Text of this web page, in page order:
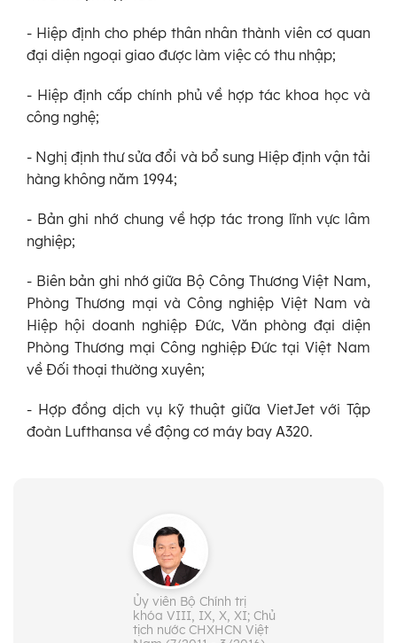
- Hiệp định cho phép thân nhân thành viên cơ quan
đại diện ngoại giao được làm việc có thu nhập;
- Hiệp định cấp chính phủ về hợp tác khoa học và
công nghệ;
- Nghị định thư sửa đổi và bổ sung Hiệp định vận tải
hàng không năm 1994;
- Bản ghi nhớ chung về hợp tác trong lĩnh vực lâm
nghiệp;
- Biên bản ghi nhớ giữa Bộ Công Thương Việt Nam,
Phòng Thương mại và Công nghiệp Việt Nam và
Hiệp hội doanh nghiệp Đức, Văn phòng đại diện
Phòng Thương mại Công nghiệp Đức tại Việt Nam
về Đối thoại thường xuyên;
- Hợp đồng dịch vụ kỹ thuật giữa VietJet với Tập
đoàn Lufthansa về động cơ máy bay A320.
Ủy viên Bộ Chính trị
khóa VIII, IX, X, XI; Chủ
tịch nước CHXHCN Việt